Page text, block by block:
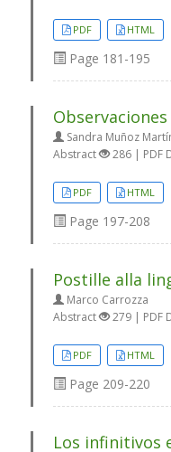
PDF HTML
Page 181-195
Sandra Muñoz
Abstract
286 | PDF
PDF HTML
Page 197-208
Postille alla
Marco Carrozza
Abstract
279 | PDF
PDF HTML
Page 209-220
Los infinitivos